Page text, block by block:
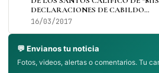
DECLARACIONES DE CABILDO…
16/03/2017
💬 Envianos tu noticia
Fotos, videos, alertas o comentarios. Tu